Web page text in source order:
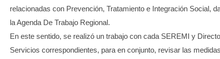
relacionadas con Prevención, Tratamiento e Integración Social,
la Agenda De Trabajo Regional.
En este sentido, se realizó un trabajo con cada SEREMI y
Servicios correspondientes, para en conjunto, revisar las